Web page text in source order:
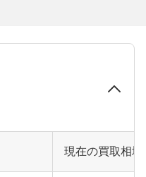
現在の買取相